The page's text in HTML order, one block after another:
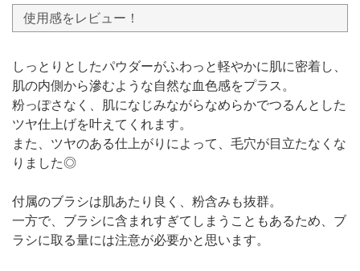
使用感をレビュー！
しっとりとしたパウダーがふわっと軽やかに肌に密着し、
肌の内側から滲むような自然な血色感をプラス。
粉っぽさなく、肌になじみながらなめらかでつるんとした
ツヤ仕上げを叶えてくれます。
また、ツヤのある仕上がりによって、毛穴が目立たなくな
りました◎
付属のブラシは肌あたり良く、粉含みも抜群。
一方で、ブラシに含まれすぎてしまうこともあるため、ブ
ラシに取る量には注意が必要かと思います。